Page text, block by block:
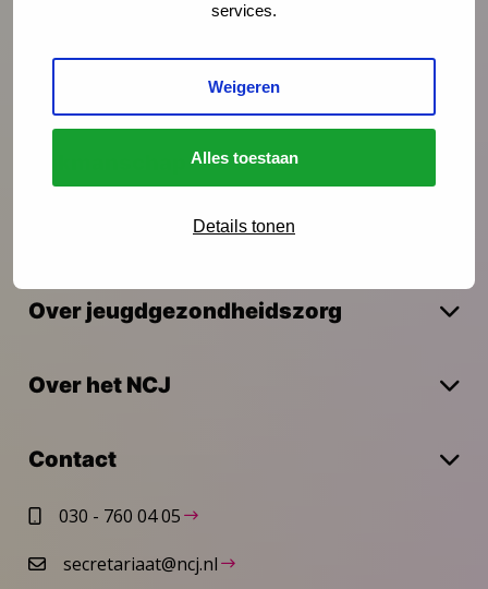
services.
Weigeren
Alles toestaan
Details tonen
Over jeugdgezondheidszorg
Over het NCJ
Contact
030 - 760 04 05
secretariaat@ncj.nl